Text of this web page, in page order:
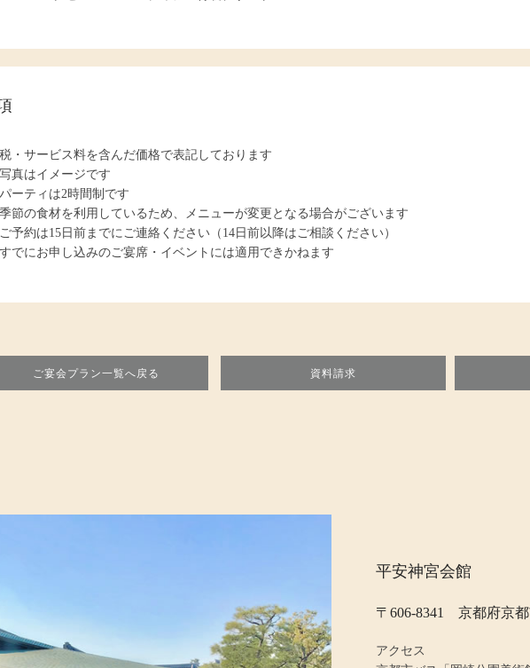
・サービス料を含んだ価格で表記しております
真はイメージです
ーティは2時間制です
節の食材を利用しているため、メニューが変更となる場合がございます
予約は15日前までにご連絡ください（14日前以降はご相談ください）
でにお申し込みのご宴席・イベントには適用できかねます
ご宴会プラン一覧へ戻る 資料請求
平安神宮会館
〒606-8341 京都府京
アクセス